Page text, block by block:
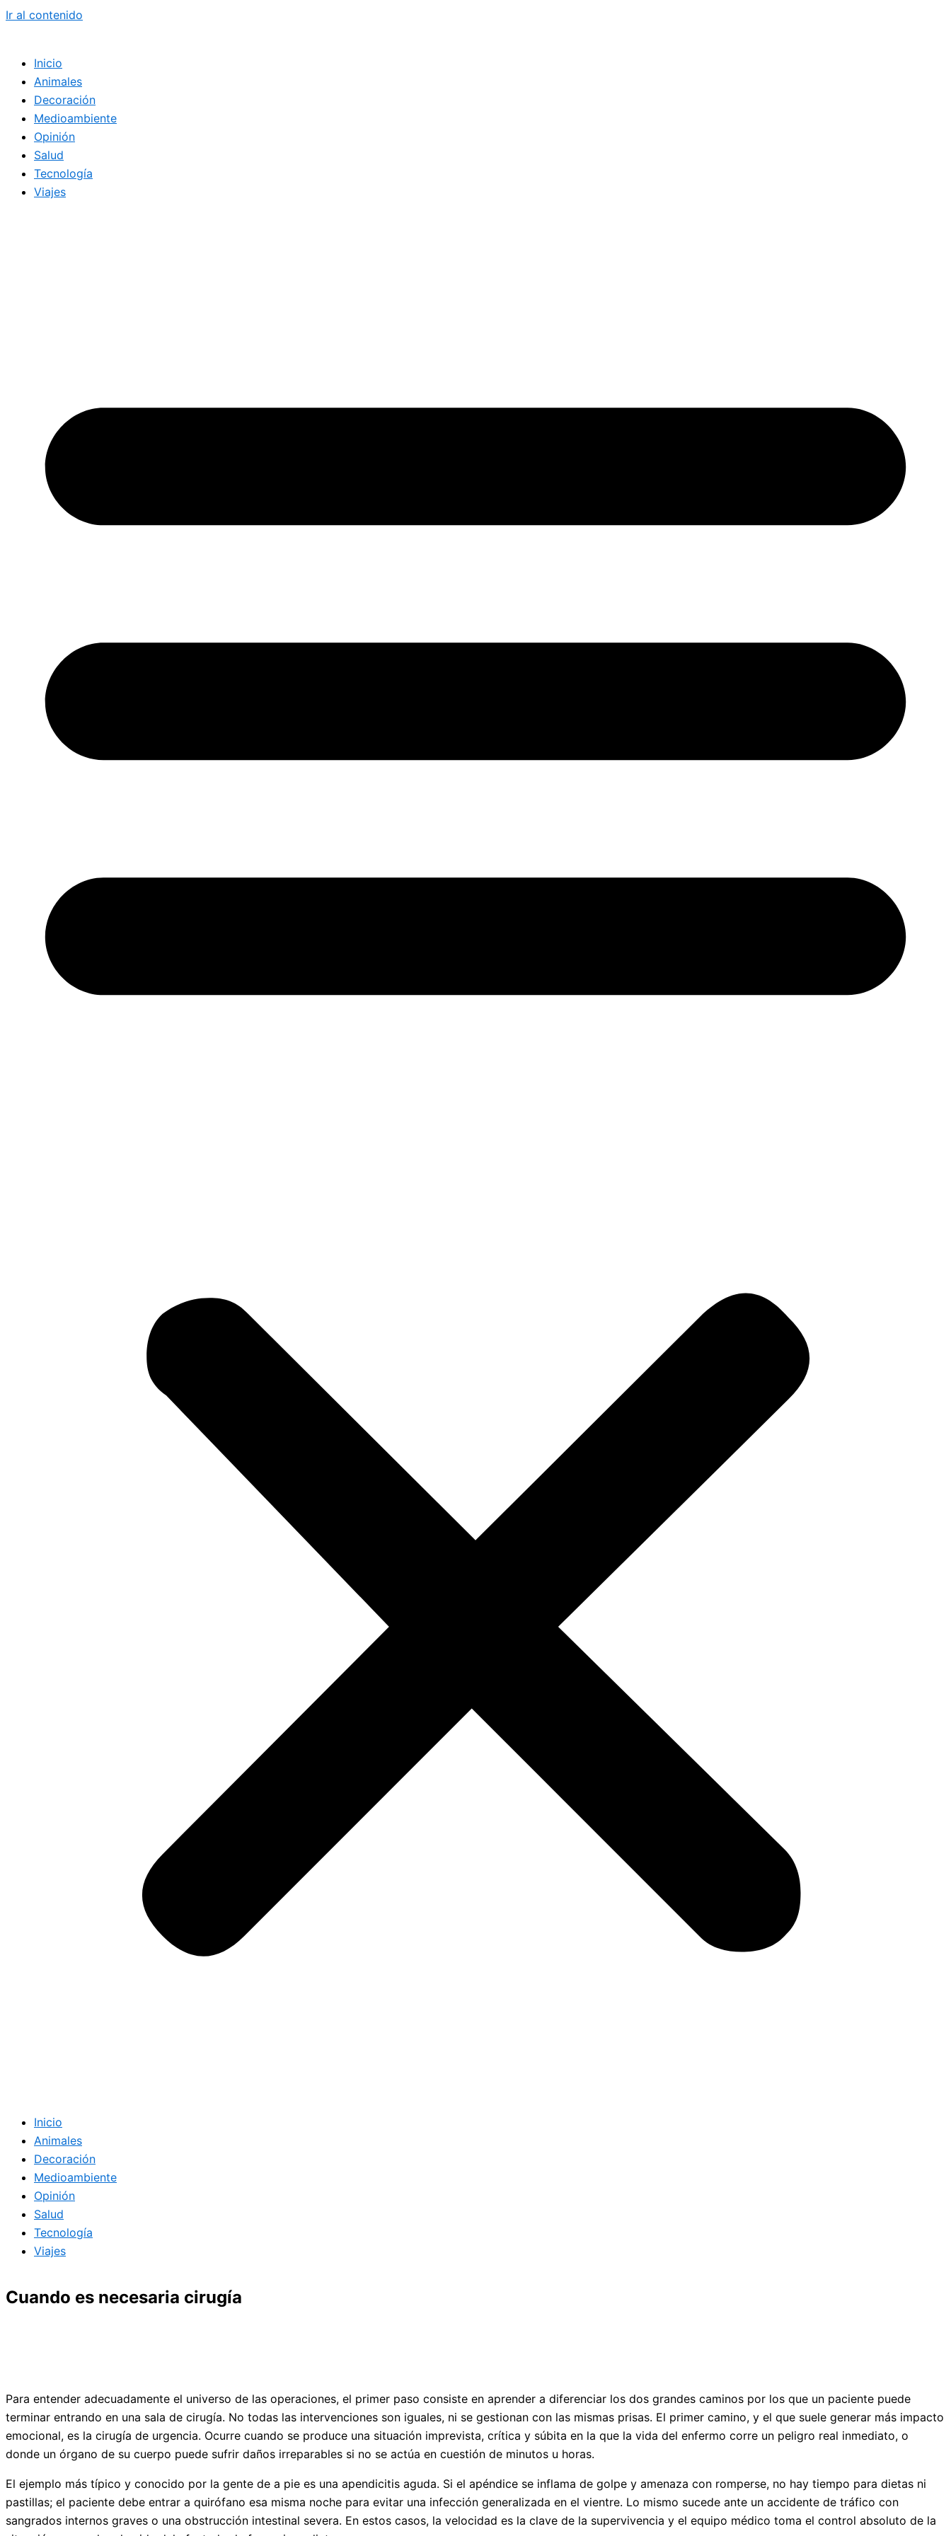
Ir al contenido
Inicio
Animales
Decoración
Medioambiente
Opinión
Salud
Tecnología
Viajes
Inicio
Animales
Decoración
Medioambiente
Opinión
Salud
Tecnología
Viajes
Cuando es necesaria cirugía
Para entender adecuadamente el universo de las operaciones, el primer paso consiste en aprender a diferenciar los dos grandes caminos por los que un paciente puede
terminar entrando en una sala de cirugía. No todas las intervenciones son iguales, ni se gestionan con las mismas prisas. El primer camino, y el que suele generar más impacto
emocional, es la cirugía de urgencia. Ocurre cuando se produce una situación imprevista, crítica y súbita en la que la vida del enfermo corre un peligro real inmediato, o
donde un órgano de su cuerpo puede sufrir daños irreparables si no se actúa en cuestión de minutos u horas.
El ejemplo más típico y conocido por la gente de a pie es una apendicitis aguda. Si el apéndice se inflama de golpe y amenaza con romperse, no hay tiempo para dietas ni
pastillas; el paciente debe entrar a quirófano esa misma noche para evitar una infección generalizada en el vientre. Lo mismo sucede ante un accidente de tráfico con
sangrados internos graves o una obstrucción intestinal severa. En estos casos, la velocidad es la clave de la supervivencia y el equipo médico toma el control absoluto de la